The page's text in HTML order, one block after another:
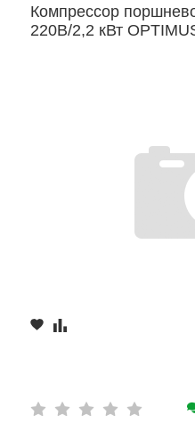
Компрессор
220В/2,2 кВт